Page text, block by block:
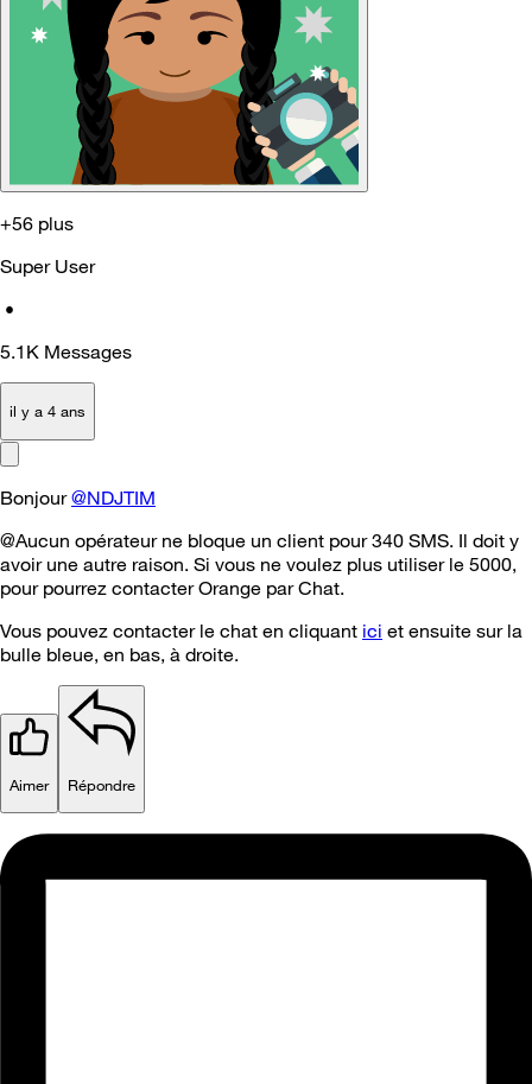
+56 plus
Super User
•
5.1K Messages
il y a 4 ans
Bonjour@NDJTIM
@Aucun opérateur ne bloque un client pour 340 SMS. Il doit y
avoir une autre raison. Si vous ne voulez plus utiliser le 5000,
pour pourrez contacter Orange par Chat.
Vous pouvez contacter le chat en cliquant ici et ensuite sur la
bulle bleue, en bas, à droite.
Aimer Répondre